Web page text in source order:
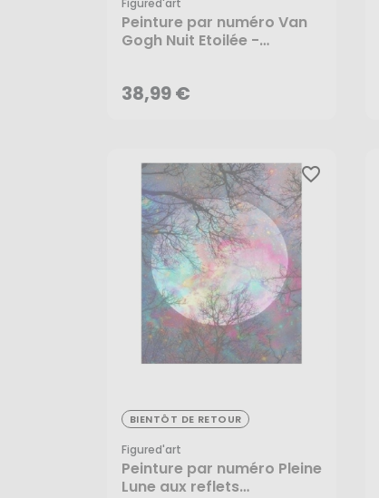
Figured'art
Peinture par numéro Van
Gogh Nuit Etoilée -
38,99 €
38,99 €
AJOUTER AU PANIER
favorite_border
BIENTÔT DE RETOUR
Figured'art
Peinture par numéro Pleine
Lune aux reflets
38,99 €